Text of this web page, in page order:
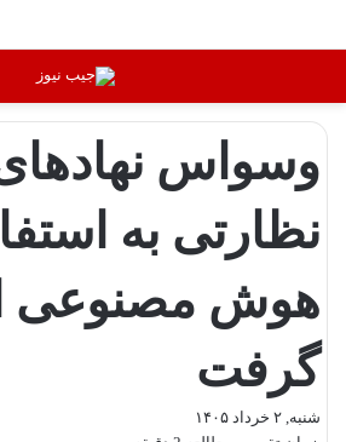
وسواس
نظارتی به
هوش مصنوعی
گرفت
شنبه, ۲ خرداد ۱۴۰۵